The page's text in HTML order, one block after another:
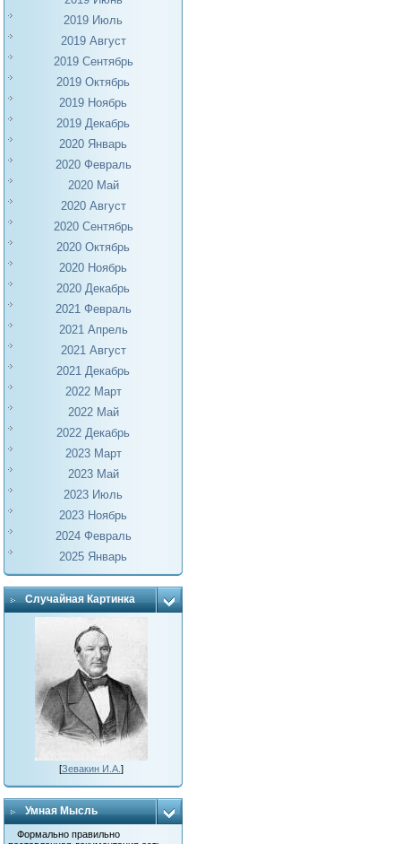
2019 Июль
2019 Август
2019 Сентябрь
2019 Октябрь
2019 Ноябрь
2019 Декабрь
2020 Январь
2020 Февраль
2020 Май
2020 Август
2020 Сентябрь
2020 Октябрь
2020 Ноябрь
2020 Декабрь
2021 Февраль
2021 Апрель
2021 Август
2021 Декабрь
2022 Март
2022 Май
2022 Декабрь
2023 Март
2023 Май
2023 Июль
2023 Ноябрь
2024 Февраль
2025 Январь
Случайная Картинка
[Зевакин И.А. ]
Умная Мысль
Формально правильно